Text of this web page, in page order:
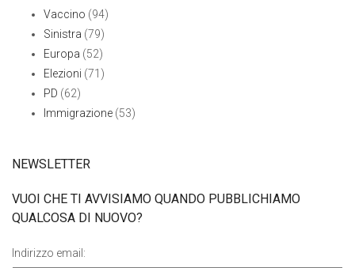
Vaccino (94)
Sinistra (79)
Europa (52)
Elezioni (71)
PD (62)
Immigrazione (53)
NEWSLETTER
VUOI CHE TI AVVISIAMO QUANDO PUBBLICHIAMO
QUALCOSA DI NUOVO?
Indirizzo email: